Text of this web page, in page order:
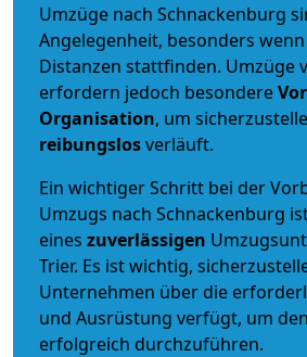
Umzüge nach Schnackenburg
Angelegenheit, besonders
Distanzen stattfinden. Umzüge
erfordern jedoch besondere
Organisation, um
reibungslosverläuft.
Ein wichtiger Schritt bei der
Umzugs nach Schnackenburg
eines zuverlässigen
Trier. Es ist wichtig,
Unternehmen über die
und Ausrüstung verfügt, um
erfolgreich durchzuführen.